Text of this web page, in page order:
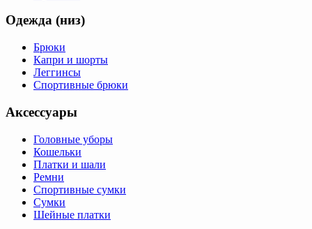
Одежда (низ)
Брюки
Капри и шорты
Леггинсы
Спортивные брюки
Аксессуары
Головные уборы
Кошельки
Платки и шали
Ремни
Спортивные сумки
Сумки
Шейные платки